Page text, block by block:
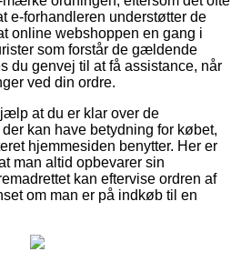
e-forhandleren understøtter de
online webshoppen en gang i
som forstår de gældende
du genvej til at få assistance, når
ved din ordre.
at du er klar over de
kan have betydning for købet,
hjemmesiden benytter. Her er
man altid opbevarer sin
kan eftervise ordren af
om man er på indkøb til en